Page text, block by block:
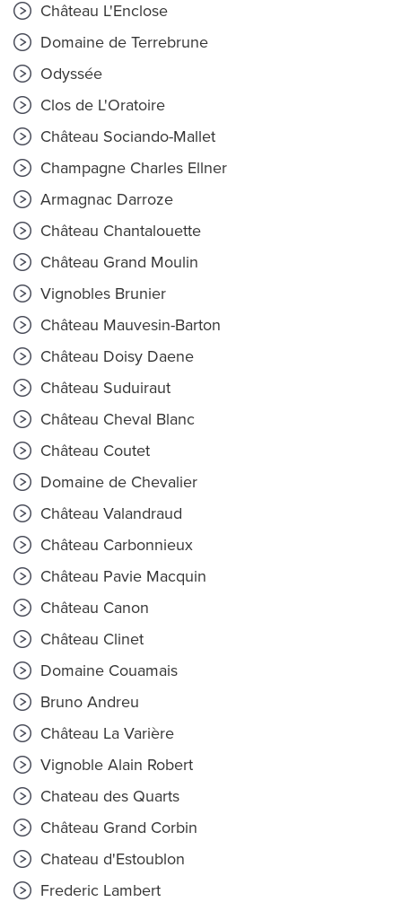
Château L'Enclose
Domaine de Terrebrune
Odyssée
Clos de L'Oratoire
Château Sociando-Mallet
Champagne Charles Ellner
Armagnac Darroze
Château Chantalouette
Château Grand Moulin
Vignobles Brunier
Château Mauvesin-Barton
Château Doisy Daene
Château Suduiraut
Château Cheval Blanc
Château Coutet
Domaine de Chevalier
Château Valandraud
Château Carbonnieux
Château Pavie Macquin
Château Canon
Château Clinet
Domaine Couamais
Bruno Andreu
Château La Varière
Vignoble Alain Robert
Chateau des Quarts
Château Grand Corbin
Chateau d'Estoublon
Frederic Lambert